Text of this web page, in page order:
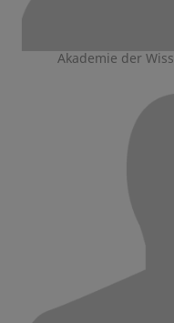
Akademie der